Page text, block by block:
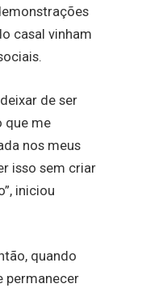
casal vinham
de ser
que me
nos meus
isso sem criar
iniciou
quando
permanecer